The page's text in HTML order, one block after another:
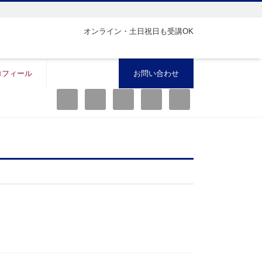
オンライン・土日祝日も受講OK
フィール お問い合わせ